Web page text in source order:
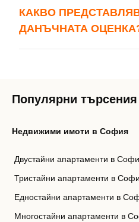
Добре дошъл!
КАКВО
ДАНЪЧНАТА
Популярни
Недвижими имоти в София
Двустайни апартаменти в
Тристайни апартаменти в
Едностайни апартаменти в
Многостайни апартаменти в